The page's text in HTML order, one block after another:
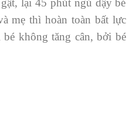
lại 45 phút ngủ dậy bé
mẹ thì hoàn toàn bất lực
không tăng cân, bởi bé